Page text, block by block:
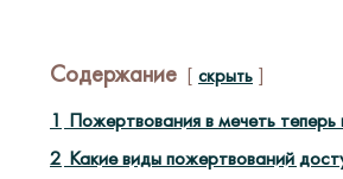
Содержание скрыть
1 Пожертвования в мечеть теперь
2 Какие виды пожертвований